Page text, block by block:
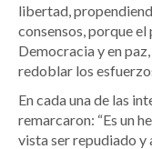
libertad,
consensos, porque
Democracia y en
redoblar los
En cada una de las
remarcaron: “Es un
vista ser repudiado y